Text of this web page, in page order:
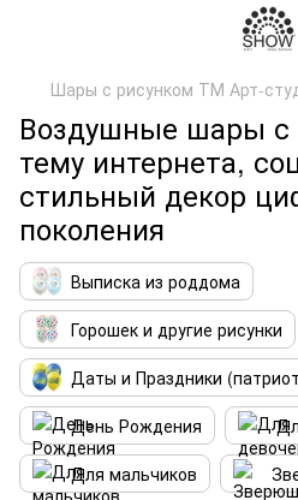
Шары с рисунком ТМ Арт-
Воздушные шары с
тему интернета,
стильный декор
поколения
Выписка из роддома
Горошек и другие рисунки
Даты и Праздники
День Рождения
Для мальчиков